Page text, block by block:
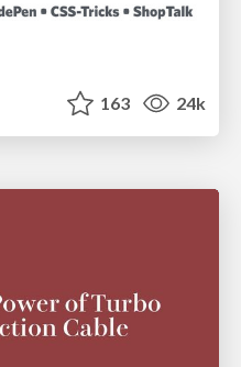
163 24k